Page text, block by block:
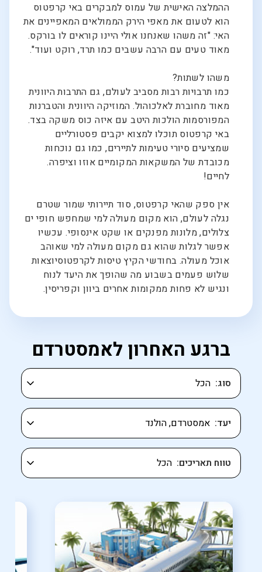
ההמלצה האישית של עמוס למבקרים באי קרפטוס
הוא לטעום את מאפי הירק הממולאים המאפיינים את
האי: "זה משהו שאנחנו אולי היינו קוראים לו בורקס.
מאוד טעים עם הרבה עשבים כמו תרד, רוקט ועוד".
משהו לשתות?
כמו תרבויות רבות מסביב לעולם, גם התרבות היוונית
מאוד מחוברת לאלכוהול. המוזיקה היוונית והטברנות
המפורסמות הולכות היטב עם איזה כוס משקה בצד.
באי קרפטוס תוכלו למצוא יקבים פסטורליים
שמציעים סיורי טעימות לתיירים, כמו גם נוכחות
מכובדת של המשקאות המקומיים אוזו וציפרה.
לחיים!
אין ספק שהאי קרפטוס, סוד תיירותי שמור שטרם
נגלה לעולם, הוא מקום מעולה למי שמחפש חופי ים
צלולים, מלונות מפנקים או שקט אינסופי. עכשיו
אפשר לגלות שהוא גם מקום מעולה למי שאוהב
אוכל מעולה. בחודשי הקיץ טיסות לקרפטוסיוצאות
שלוש פעמים בשבוע מה שהופך את היעד לנוח
ונגיש לא פחות ממקומות אחרים ביוון וקפריסין.
ברגע האחרון לאמסטרדם
יעד
סוג
טווח תאריכים